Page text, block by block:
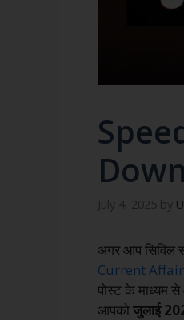
July 4, 2025 by
अगर आप सिविल
Current
पोस्ट के माध्यम
आपकोजुलाई